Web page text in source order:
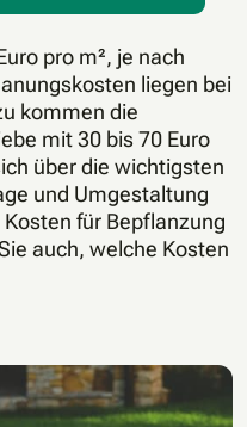
pro m², je nach
liegen bei
kommen die
mit 30 bis 70 Euro
über die wichtigsten
und Umgestaltung
für Bepflanzung
auch, welche Kosten